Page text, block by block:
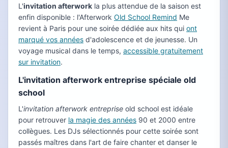
L'invitation afterwork la plus attendue de la saison est
enfin disponible : l'Afterwork Old School Remind Me
revient à Paris pour une soirée dédiée aux hits qui ont
marqué vos années d'adolescence et de jeunesse. Un
voyage musical dans le temps, accessible gratuitement
sur invitation.
L'invitation afterwork entreprise spéciale old
school
L'invitation afterwork entreprise old school est idéale
pour retrouver la magie des années 90 et 2000 entre
collègues. Les DJs sélectionnés pour cette soirée sont
passés maîtres dans l'art de faire chanter et danser le